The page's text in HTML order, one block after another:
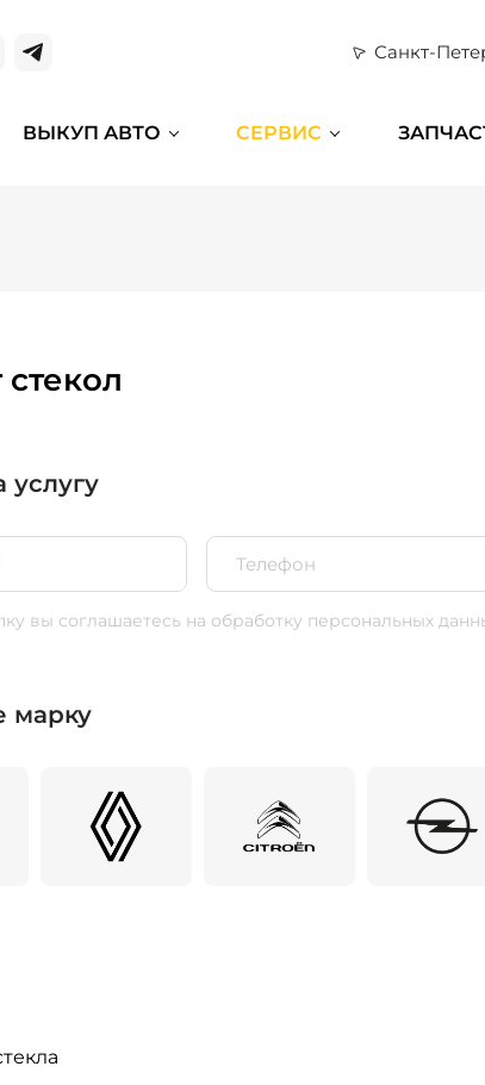
Санкт-
ВЫКУП АВТО СЕРВИС
услугу
вы соглашаетесь на обработку персональных
марку